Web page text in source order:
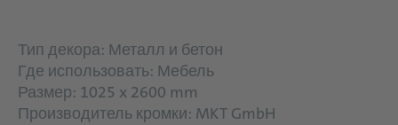
Тип декора: Металл и бетон
Где использовать: Мебель
Размер: 1025 x 2600 mm
Производитель кромки: MKT GmbH